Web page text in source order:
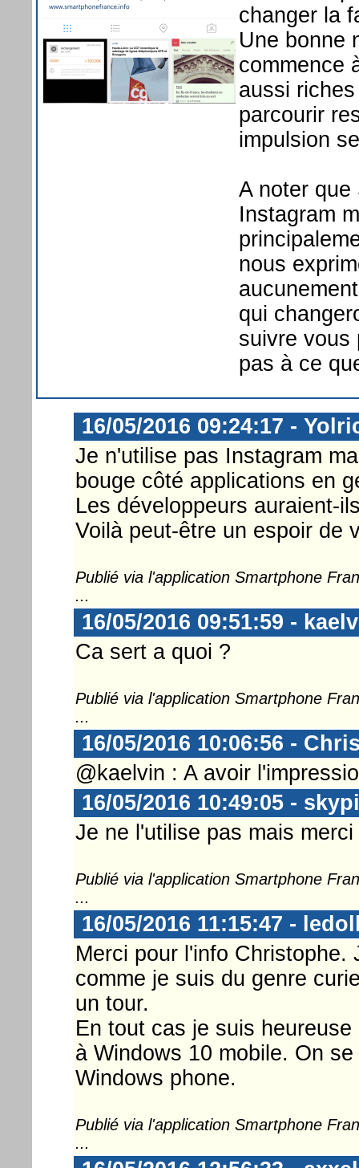
changer la
Une bonne
commence
aussi
parcourir
impulsion
A noter que
Instagram
nous
qui
suivre vous
pas à ce
16/05/2016 09:24:17 -
Je n'utilise pas Instagram
bouge côté applications en
Les développeurs auraient-
Voilà peut-être un espoir de
Publié via l'application Smartphone
...
16/05/2016 09:51:59 -
Ca sert a quoi ?
Publié via l'application Smartphone
...
16/05/2016 10:06:56 -
@kaelvin : A avoir
16/05/2016 10:49:05 -
Je ne l'utilise pas mais
Publié via l'application Smartphone
...
16/05/2016 11:15:47 -
Merci pour l'info Christophe.
comme je suis du genre
un tour.
En tout cas je suis
à Windows 10 mobile. On
Windows phone.
Publié via l'application Smartphone
...